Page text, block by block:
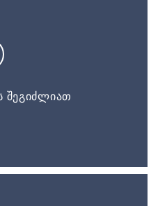
შეგიძლიათ